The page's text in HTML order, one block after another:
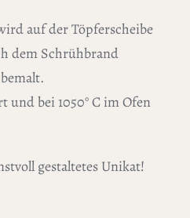
auf der Töpferscheibe
dem Schrühbrand
und bei 1050° C im Ofen
gestaltetes Unikat!